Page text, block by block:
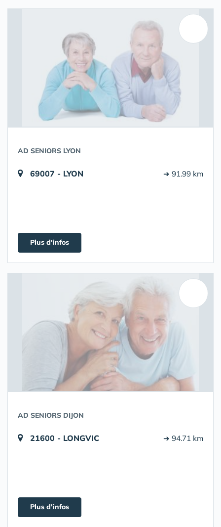
AD SENIORS LYON
69007 - LYON ➔ 91.99 km
Plus d'infos
AD SENIORS DIJON
21600 - LONGVIC ➔ 94.71 km
Plus d'infos